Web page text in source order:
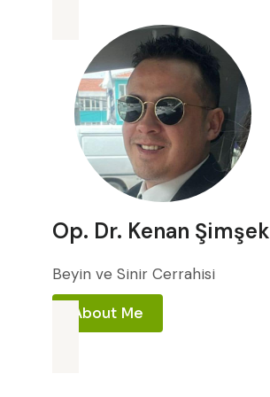
Op. Dr. Kenan Şimşek
Beyin ve Sinir Cerrahisi
About Me